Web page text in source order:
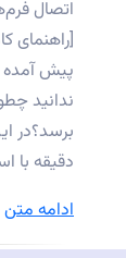
[راهنمای
پیش آمده
ندانید
دقیقه با
ادامه متن